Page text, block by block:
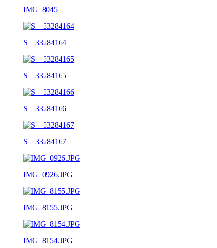
IMG_8045
S__33284164
S__33284165
S__33284166
S__33284167
IMG_0926.JPG
IMG_8155.JPG
IMG_8154.JPG